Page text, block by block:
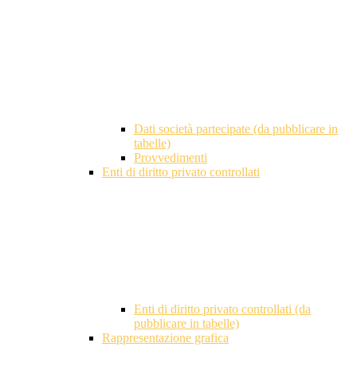
Dati società partecipate (da pubblicare in
tabelle)
Provvedimenti
Enti di diritto privato controllati
Enti di diritto privato controllati (da
pubblicare in tabelle)
Rappresentazione grafica